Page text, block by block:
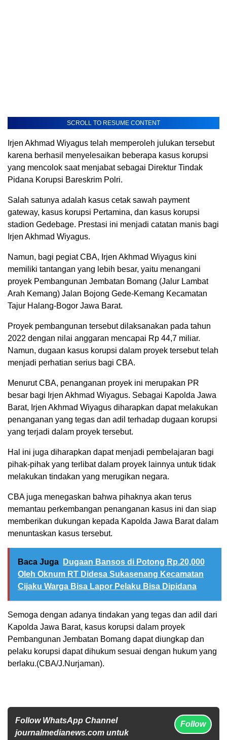
SCROLL TO RESUME CONTENT
Irjen Akhmad Wiyagus telah memperoleh julukan tersebut
karena berhasil menyelesaikan beberapa kasus korupsi
yang mencolok saat menjabat sebagai Direktur Tindak
Pidana Korupsi Bareskrim Polri.
Salah satunya adalah kasus cetak sawah payment
gateway, kasus korupsi Pertamina, dan kasus korupsi
stadion Gedebage. Prestasi ini menjadi catatan manis bagi
Irjen Akhmad Wiyagus.
Namun, bagi pegiat CBA, Irjen Akhmad Wiyagus kini
memiliki tantangan yang lebih besar, yaitu menangani
proyek Pembangunan Jembatan Bomang (Jalur Lambat
Arah Kemang) Jalan Bojong Gede-Kemang Kecamatan
Tajur Halang-Bogor Jawa Barat.
Proyek pembangunan tersebut dilaksanakan pada tahun
2022 dengan nilai anggaran mencapai Rp 44,7 miliar.
Namun, dugaan kasus korupsi dalam proyek tersebut telah
menjadi perhatian serius bagi CBA.
Menurut CBA, penanganan proyek ini merupakan PR
besar bagi Irjen Akhmad Wiyagus. Sebagai Kapolda Jawa
Barat, Irjen Akhmad Wiyagus diharapkan dapat melakukan
penanganan yang tegas dan adil terhadap dugaan korupsi
yang terjadi dalam proyek tersebut.
Hal ini juga diharapkan dapat menjadi pembelajaran bagi
pihak-pihak yang terlibat dalam proyek lainnya untuk tidak
melakukan tindakan yang merugikan negara.
CBA juga menegaskan bahwa pihaknya akan terus
memantau perkembangan penanganan kasus ini dan siap
memberikan dukungan kepada Kapolda Jawa Barat dalam
menuntaskan kasus tersebut.
Baca Juga
Dugaan Bansos di Potong Rp.20,000
Oleh Oknum RT Didesa Sukasenang Kecamatan
Cijaku Warga Bisa Lapor Pelaku Bisa Dipidana
Semoga dengan adanya tindakan yang tegas dan adil dari
Kapolda Jawa Barat, kasus korupsi dalam proyek
Pembangunan Jembatan Bomang dapat diungkap dan
pelaku korupsi dapat dihukum sesuai dengan hukum yang
berlaku.(CBA/J.Nurjaman).
Follow WhatsApp Channel
journalmedianews.com untuk
Follow